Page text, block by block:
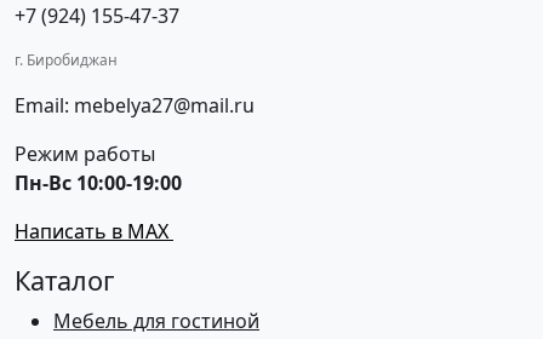
+7 (924) 155-47-37
г. Биробиджан
Email: mebelya27@mail.ru
Режим работы
Пн-Вс 10:00-19:00
Написать в MAX
Каталог
Мебель для гостиной